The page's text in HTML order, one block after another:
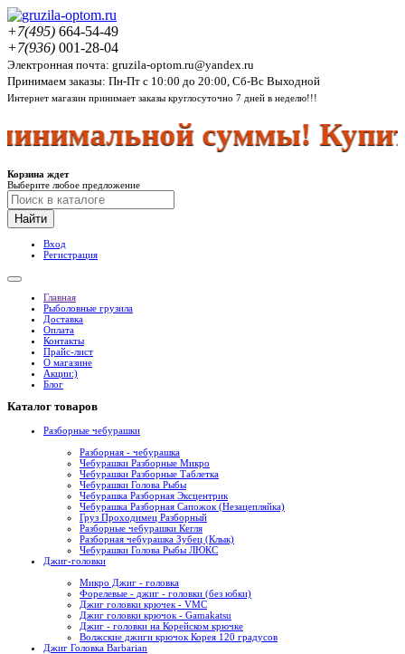
+7(495) 664-54-49
+7(936) 001-28-04
Электронная почта: gruzila-optom.ru@yandex.ru
Принимаем заказы: Пн-Пт с 10:00 до 20:00, Сб-Вс Выходной
Интернет магазин принимает заказы круглосуточно 7 дней в неделю!!!
суммы!
Корзина ждет
Выберите любое предложение
Найти
Вход
Регистрация
Главная
Рыболовные грузила
Доставка
Оплата
Контакты
Прайс-лист
О магазине
Акции:)
Блог
Каталог товаров
Разборные чебурашки
Разборная - чебурашка
Чебурашки Разборные Микро
Чебурашки Разборные Таблетка
Чебурашки Голова Рыбы
Чебурашка Разборная Эксцентрик
Чебурашка Разборная Сапожок (Незацепляйка)
Груз Проходимец Разборный
Разборные чебурашки Кегля
Разборная чебурашка Зубец (Клык)
Чебурашки Голова Рыбы ЛЮКС
Джиг-головки
Микро Джиг - головка
Форелевые - джиг - головки (без юбки)
Джиг головки крючек - VMC
Джиг головки крючок - Gamakatsu
Джиг - головки на Корейском крючке
Волжские джиги крючок Корея 120 градусов
Джиг Головка Barbarian